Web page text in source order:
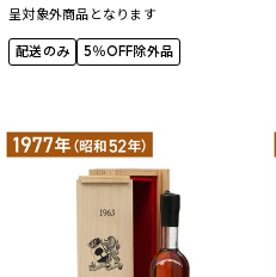
呈対象外商品となります
配送のみ 5％OFF除外品